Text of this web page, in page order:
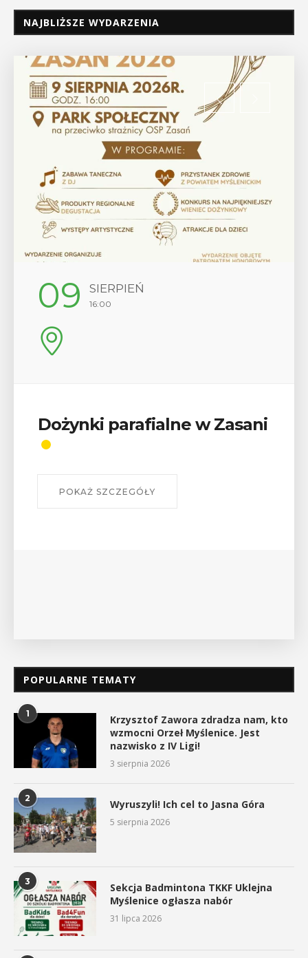
NAJBLIŻSZE WYDARZENIA
09 SIERPIEŃ
16:00
Dożynki parafialne w Zasani
POKAŻ SZCZEGÓŁY
POPULARNE TEMATY
1
Krzysztof Zawora zdradza nam, kto
wzmocni Orzeł Myślenice. Jest
nazwisko z IV Ligi!
3 sierpnia 2026
2 Wyruszyli! Ich cel to Jasna Góra
5 sierpnia 2026
3
Sekcja Badmintona TKKF Uklejna
Myślenice ogłasza nabór
31 lipca 2026